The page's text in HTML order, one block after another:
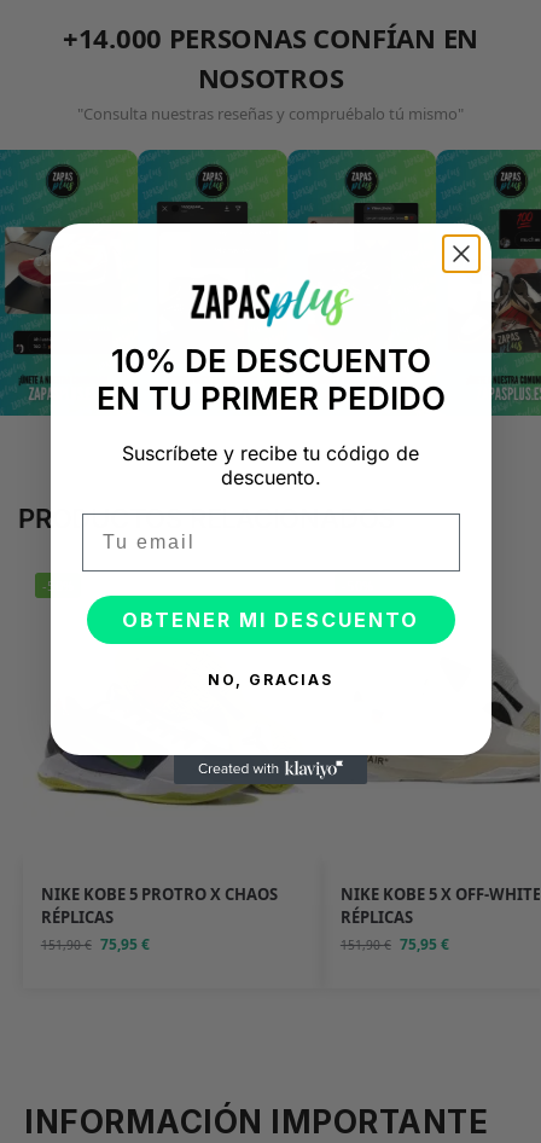
+14.000 PERSONAS CONFÍAN EN
NOSOTROS
"Consulta nuestras reseñas y compruébalo tú mismo"
PRODUCTOS RELACIONADOS
-50%
NIKE KOBE 5 PROTRO X CHAOS
RÉPLICAS
151,90€ 75,95€
NIKE KOBE 5 X OFF-WHITE
RÉPLICAS
151,90€ 75,95€
INFORMACIÓN IMPORTANTE
10% DE DESCUENTO
EN TU PRIMER PEDIDO
Suscríbete y recibe tu código de
descuento.
OBTENER MI DESCUENTO
NO, GRACIAS